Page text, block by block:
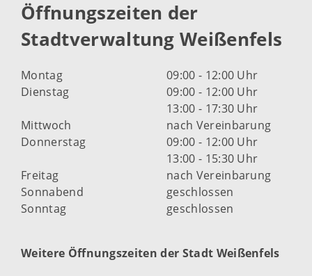
Öffnungszeiten der
Stadtverwaltung Weißenfels
Montag
09:00 - 12:00 Uhr
Dienstag
09:00 - 12:00 Uhr
13:00 - 17:30 Uhr
Mittwoch
nach Vereinbarung
Donnerstag
09:00 - 12:00 Uhr
13:00 - 15:30 Uhr
Freitag
nach Vereinbarung
Sonnabend
geschlossen
Sonntag
geschlossen
Weitere Öffnungszeiten der Stadt Weißenfels